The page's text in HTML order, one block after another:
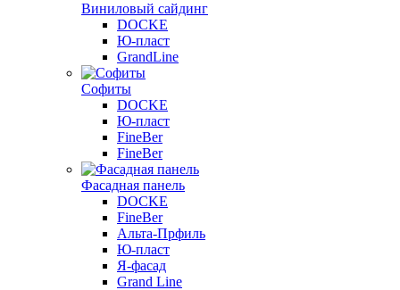
Виниловый сайдинг
DOCKE
Ю-пласт
GrandLine
Софиты
DOCKE
Ю-пласт
FineBer
FineBer
Фасадная панель
DOCKE
FineBer
Альта-Прфиль
Ю-пласт
Я-фасад
Grand Line